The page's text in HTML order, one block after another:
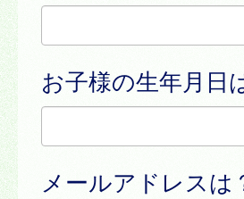
お子様の生年月日
メールアドレスは